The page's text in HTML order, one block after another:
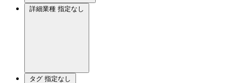
詳細業種 指定なし
タグ 指定なし